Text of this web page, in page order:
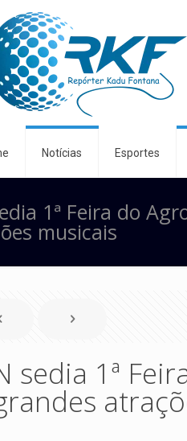
Notícias Esportes
1ª Feira do
musicais
sedia 1ª